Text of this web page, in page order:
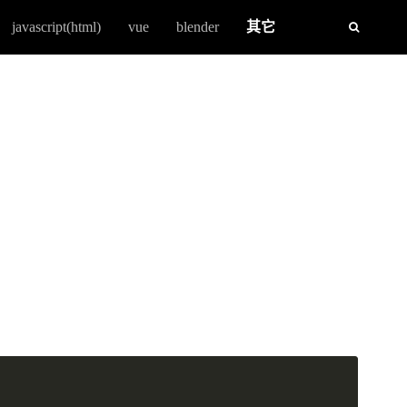
javascript(html) vue blender 其它